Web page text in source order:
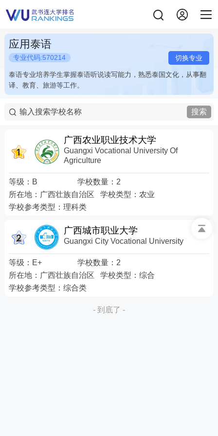
应用泰语
专业代码:570214 切换专业
泰语专业培养学生掌握泰语听说读写能力，熟悉泰国文化，从事翻
译、教育、旅游等工作。
泰语专业培养学生掌握泰语听说读写能力，熟悉泰国文化，从事翻
译、教育、旅游等工作。
搜索
广西农业职业技术大学
Guangxi Vocational University Of
Agriculture
等级： B 学校数量： 2
所在地： 广西壮族自治区 学校类型： 农业
学校参考类型： 理科类
广西城市职业大学
Guangxi City Vocational University
等级： E+ 学校数量： 2
所在地： 广西壮族自治区 学校类型： 综合
学校参考类型： 综合类
- 到底了 -